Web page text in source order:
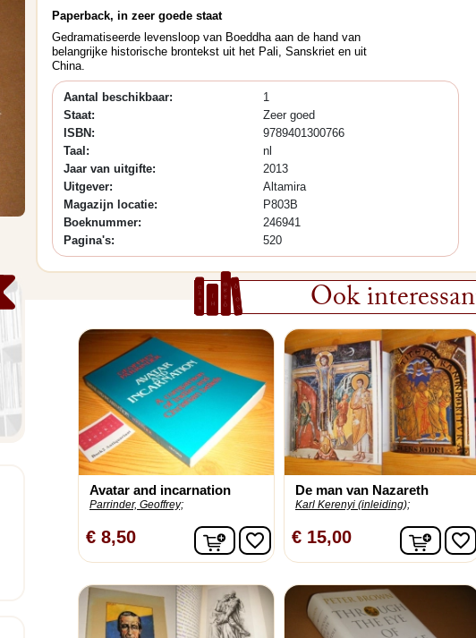
Paperback, in zeer goede staat
Gedramatiseerde levensloop van Boeddha aan de hand van
belangrijke historische brontekst uit het Pali, Sanskriet en uit
China.
Aantal beschikbaar:
1
Staat:
Zeer goed
ISBN:
9789401300766
Taal:
nl
Jaar van uitgifte:
2013
Uitgever:
Altamira
Magazijn locatie:
P803B
Boeknummer:
246941
Pagina's:
520
Ook
Avatar and incarnation
Parrinder, Geoffrey;
€ 8,50 In winkelwagen
favorite_border
De man van Nazareth
Karl Kerenyi (inleiding);
€ 15,00 Infavorite_border